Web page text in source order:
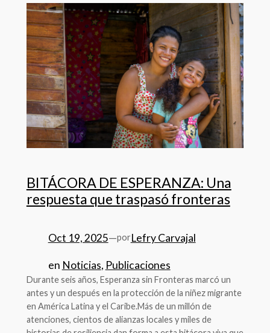
BITÁCORA DE ESPERANZA: Una
respuesta que traspasó fronteras
Oct 19, 2025—porLefry Carvajal
en Noticias, Publicaciones
Durante seis años, Esperanza sin Fronteras marcó un
antes y un después en la protección de la niñez migrante
en América Latina y el Caribe.Más de un millón de
atenciones, cientos de alianzas locales y miles de